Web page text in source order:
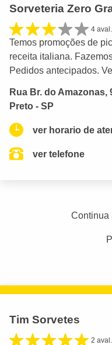
Sorveteria Zero
4 aval.
Temos promoções de
receita italiana.
Pedidos antecipados.
Rua Br. do
Preto - SP
ver horario de
ver telefone
Continua
Tim Sorvetes
2 aval.